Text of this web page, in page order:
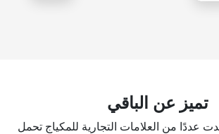
تميز عن الباقي
عددًا من العلامات التجارية للمكياج تحمل